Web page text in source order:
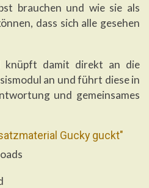
brauchen und wie sie als
dass sich alle gesehen
knüpft damit direkt an die
an und führt diese in
und gemeinsames
Gucky guckt"